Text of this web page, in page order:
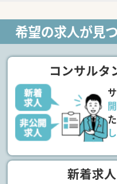
希望の求人が見
コンサルタ
新着求